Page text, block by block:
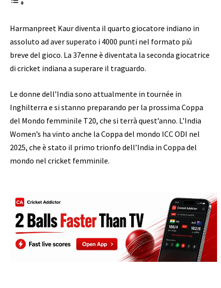
Harmanpreet Kaur diventa il quarto giocatore indiano in
assoluto ad aver superato i 4000 punti nel formato più
breve del gioco. La 37enne è diventata la seconda giocatrice
di cricket indiana a superare il traguardo.
Le donne dell’India sono attualmente in tournée in
Inghilterra e si stanno preparando per la prossima Coppa
del Mondo femminile T20, che si terrà quest’anno. L’India
Women’s ha vinto anche la Coppa del mondo ICC ODI nel
2025, che è stato il primo trionfo dell’India in Coppa del
mondo nel cricket femminile.